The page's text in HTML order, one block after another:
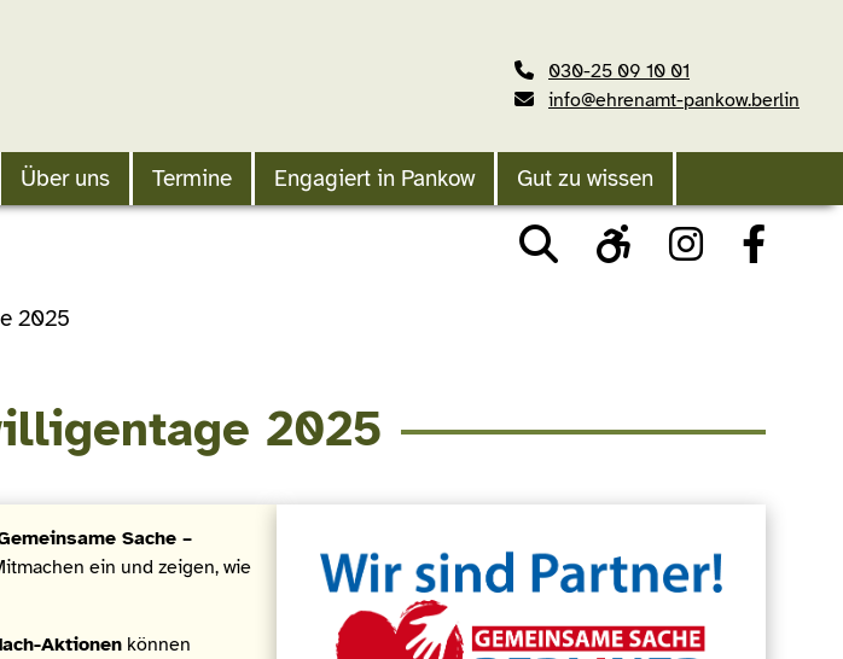
030-25 09 10 01
info@ehrenamt-pankow.berlin
Über uns Termine Engagiert in Pankow Gut zu wissen
2025
2025
Sache –
ein und zeigen, wie
Aktionen können